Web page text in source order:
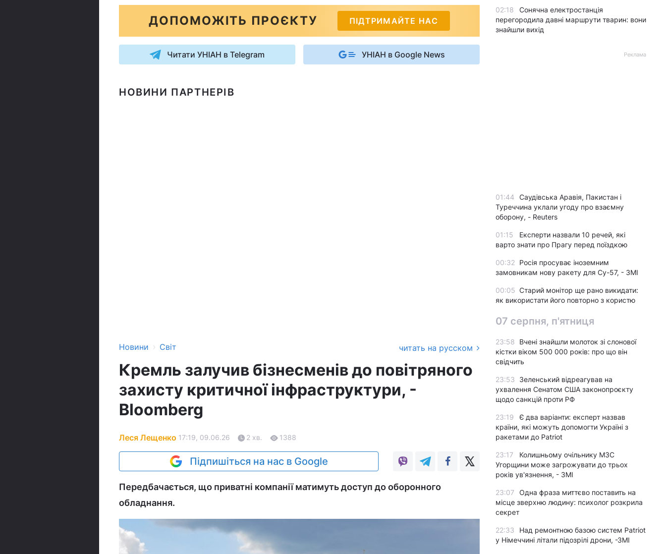
ДОПОМОЖІТЬ ПРОЄКТУ ПІДТРИМАЙТЕ НАС
Читати УНІАН в Telegram УНІАН в Google News
НОВИНИ ПАРТНЕРІВ
Новини › Світ читать на русском
Кремль залучив бізнесменів до повітряного
захисту критичної інфраструктури, -
Вloomberg
Леся Лещенко 17:19, 09.06.26 2 хв. 1388
Підпишіться на нас в Google
Передбачається, що приватні компанії матимуть доступ до оборонного
обладнання.
02:18
Сонячна електростанція
перегородила давні маршрути тварин: вони
знайшли вихід
Реклама
01:44
Саудівська Аравія, Пакистан і
Туреччина уклали угоду про взаємну
оборону, - Reuters
01:15
Експерти назвали 10 речей, які
варто знати про Прагу перед поїздкою
00:32
Росія просуває іноземним
замовникам нову ракету для Су-57, - ЗМІ
00:05 Старий монітор ще рано викидати:
як використати його повторно з користю
07 серпня, п'ятниця
23:58
Вчені знайшли молоток зі слонової
кістки віком 500 000 років: про що він
свідчить
23:53
Зеленський відреагував на
ухвалення Сенатом США законопроєкту
щодо санкцій проти РФ
23:19
Є два варіанти: експерт назвав
країни, які можуть допомогти Україні з
ракетами до Patriot
23:17
Колишньому очільнику МЗС
Угорщини може загрожувати до трьох
років ув'язнення, - ЗМІ
23:07
Одна фраза миттєво поставить на
місце зверхню людину: психолог розкрила
секрет
22:33
Над ремонтною базою систем Patriot
у Німеччині літали підозрілі дрони, -ЗМІ